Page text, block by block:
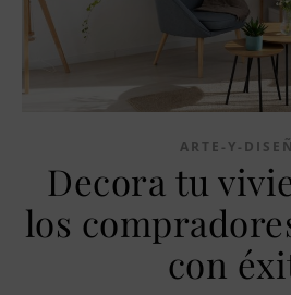
ARTE-Y-
Decora tu
los
con